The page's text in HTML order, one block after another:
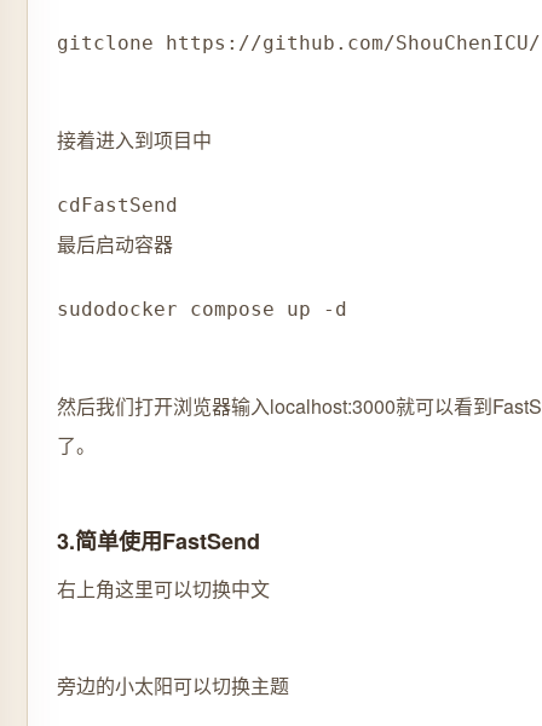
gitclone https://github.com/
接着进入到项目中
cdFastSend
最后启动容器
sudodocker compose up -d
然后我们打开浏览器输入localhost:3000就可以看到
了。
3.简单使用FastSend
右上角这里可以切换中文
旁边的小太阳可以切换主题